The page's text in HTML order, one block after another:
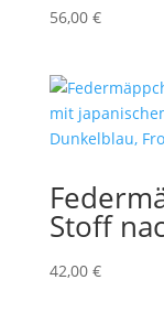
56,00 €
Stoff
42,00 €